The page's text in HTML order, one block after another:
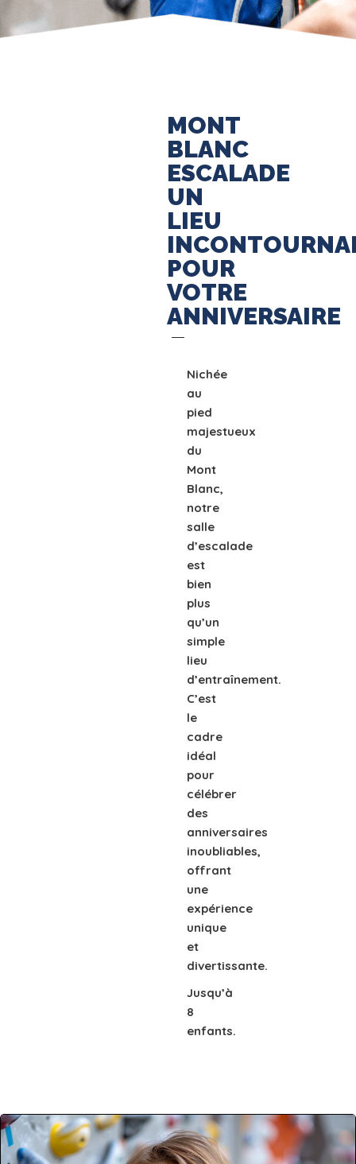
MONT
BLANC
ESCALADE
UN
LIEU
POUR
VOTRE
ANNIVERSAIRE
Nichée
au
pied
majestueux
du
Mont
Blanc,
notre
salle
d’escalade
est
bien
plus
qu’un
simple
lieu
d’entraînement.
C’est
le
cadre
idéal
pour
célébrer
des
anniversaires
inoubliables,
offrant
une
expérience
unique
et
divertissante.
Jusqu’à
8
enfants.